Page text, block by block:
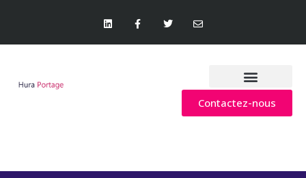
Contactez-nous